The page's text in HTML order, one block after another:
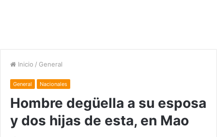
Inicio / General
General Nacionales
Hombre degüella a su esposa
y dos hijas de esta, en Mao